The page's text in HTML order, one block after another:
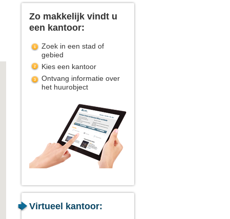
Zo makkelijk vindt u
een kantoor:
Zoek in een stad of
gebied
Kies een kantoor
Ontvang informatie over
het huurobject
Virtueel kantoor: